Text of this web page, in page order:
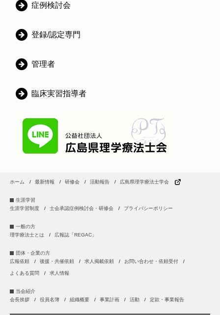
症例検討会
登録/認定専門
管理者
臨床実習指導者
ホーム 最新情報 研修会 活動報告 広島県理学療法士学会
生涯学習
生涯学習制度
士会承認症例検討会・研修会 プライバシーポリシー
一般の方
理学療法士とは
広報誌「REGAC」
団体・企業の方
広報依頼
後援・共催依頼 求人掲載依頼 お問い合わせ・依頼受付
よくある質問 求人情報
当会紹介
会長挨拶
役員名簿 組織概要 事業計画 活動 定款・事業報告